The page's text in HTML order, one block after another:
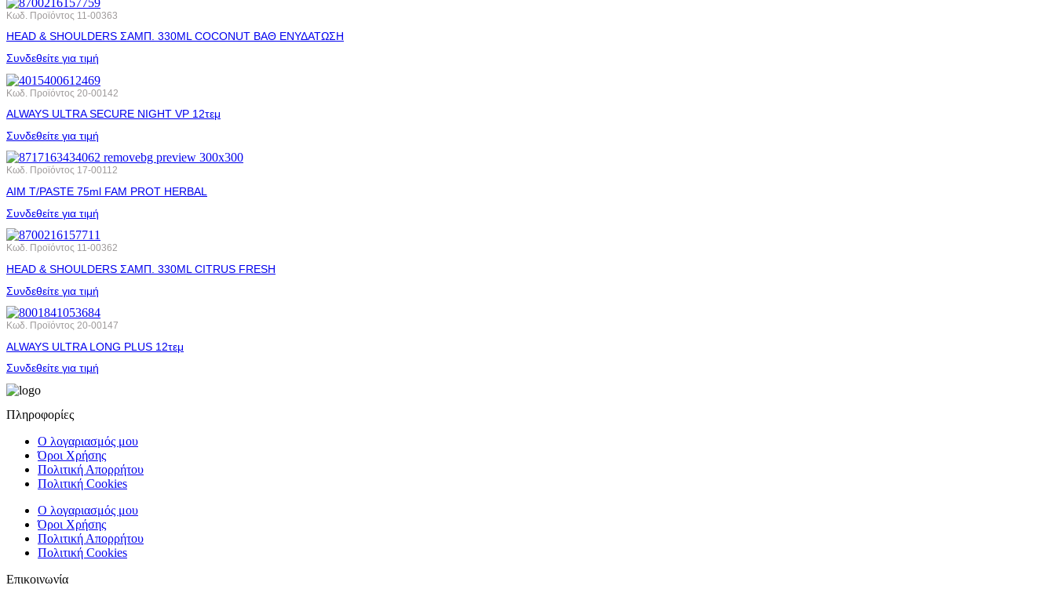
Κωδ. Προϊόντος 11-00363
HEAD & SHOULDERS ΣΑΜΠ. 330ML COCONUT ΒΑΘ ΕΝΥΔΑΤΩΣΗ
Συνδεθείτε για τιμή
Κωδ. Προϊόντος 20-00142
ALWAYS ULTRA SECURE NIGHT VP 12τεμ
Συνδεθείτε για τιμή
Κωδ. Προϊόντος 17-00112
AIM T/PASTE 75ml FAM PROT HERBAL
Συνδεθείτε για τιμή
Κωδ. Προϊόντος 11-00362
HEAD & SHOULDERS ΣΑΜΠ. 330ML CITRUS FRESH
Συνδεθείτε για τιμή
Κωδ. Προϊόντος 20-00147
ALWAYS ULTRA LONG PLUS 12τεμ
Συνδεθείτε για τιμή
Πληροφορίες
Ο λογαριασμός μου
Όροι Χρήσης
Πολιτική Απορρήτου
Πολιτική Cookies
Ο λογαριασμός μου
Όροι Χρήσης
Πολιτική Απορρήτου
Πολιτική Cookies
Επικοινωνία